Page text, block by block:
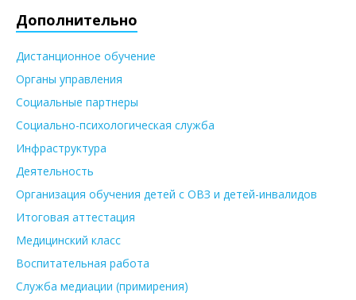
Дополнительно
Дистанционное обучение
Органы управления
Социальные партнеры
Социально-психологическая служба
Инфраструктура
Деятельность
Организация обучения детей с ОВЗ и детей-инвалидов
Итоговая аттестация
Медицинский класс
Воспитательная работа
Служба медиации (примирения)